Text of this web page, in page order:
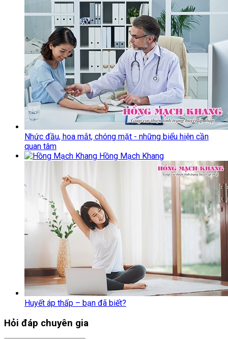
Nhức đầu, hoa mắt, chóng mặt - những biểu hiện cần
quan tâm
Hồng Mạch Khang
Huyết áp thấp – bạn đã biết?
Hỏi đáp chuyên gia